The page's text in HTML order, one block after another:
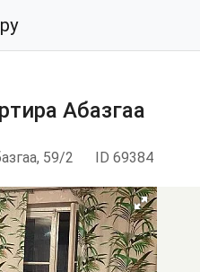
Абазгаа
59/2 ID 69384